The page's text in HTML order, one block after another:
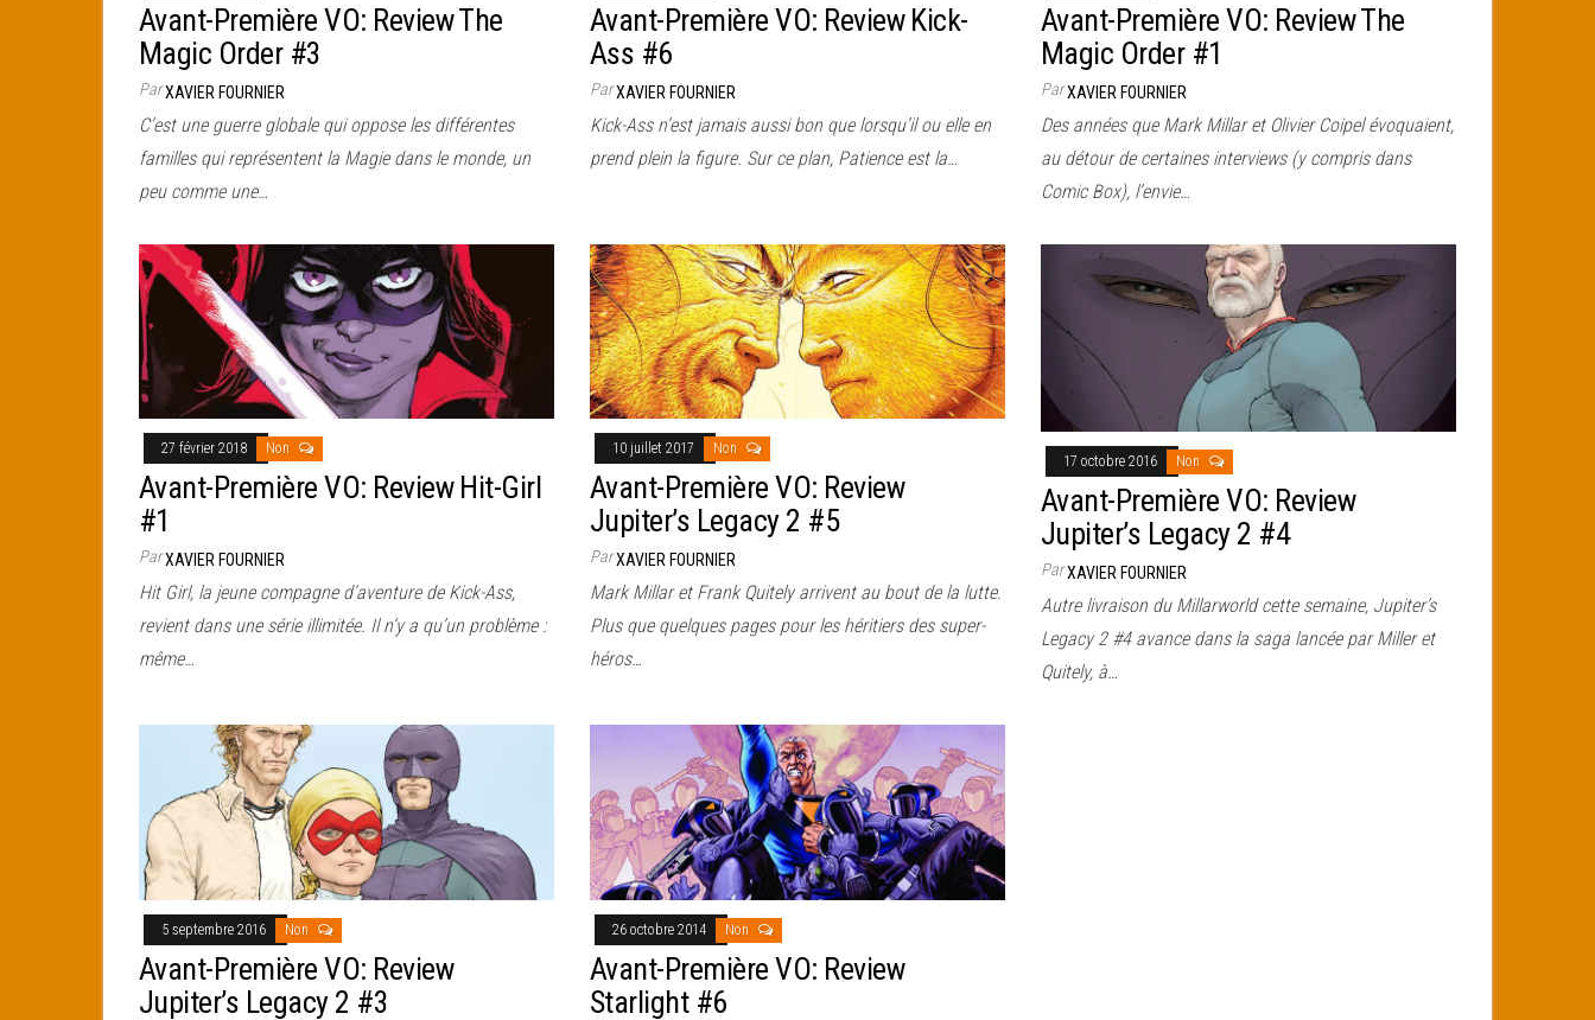
Avant-Première VO: Review The
Magic Order #3
ParXAVIER FOURNIER
C’est une guerre globale qui oppose les différentes
familles qui représentent la Magie dans le monde, un
peu comme une…
Avant-Première VO: Review Kick-
Ass #6
ParXAVIER FOURNIER
Kick-Ass n’est jamais aussi bon que lorsqu’il ou elle en
prend plein la figure. Sur ce plan, Patience est la…
Avant-Première VO: Review The
Magic Order #1
ParXAVIER FOURNIER
Des années que Mark Millar et Olivier Coipel évoquaient,
au détour de certaines interviews (y compris dans
Comic Box), l’envie…
27 février 2018 Non
Avant-Première VO: Review Hit-Girl
#1
ParXAVIER FOURNIER
Hit Girl, la jeune compagne d’aventure de Kick-Ass,
revient dans une série illimitée. Il n’y a qu’un problème :
même…
10 juillet 2017 Non
Avant-Première VO: Review
Jupiter’s Legacy 2 #5
ParXAVIER FOURNIER
Mark Millar et Frank Quitely arrivent au bout de la lutte.
Plus que quelques pages pour les héritiers des super-
héros…
17 octobre 2016 Non
Avant-Première VO: Review
Jupiter’s Legacy 2 #4
ParXAVIER FOURNIER
Autre livraison du Millarworld cette semaine, Jupiter’s
Legacy 2 #4 avance dans la saga lancée par Miller et
Quitely, à…
5 septembre 2016 Non
Avant-Première VO: Review
Jupiter’s Legacy 2 #3
26 octobre 2014 Non
Avant-Première VO: Review
Starlight #6